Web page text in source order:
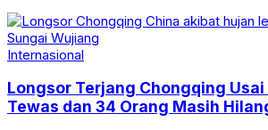
Internasional
Longsor Terjang Chongqing Usai
Tewas dan 34 Orang Masih